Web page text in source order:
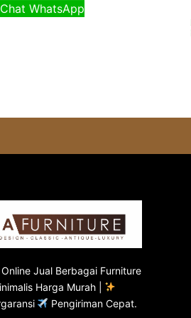
Chat WhatsApp
Online Jual Berbagai Furniture
Harga Murah |
Pengiriman Cepat.